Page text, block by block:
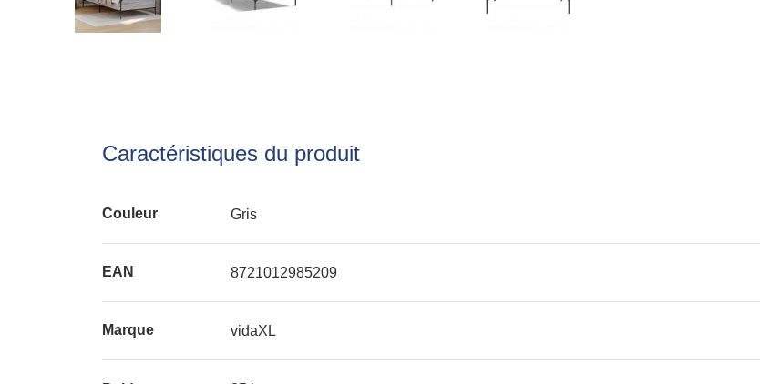
Caractéristiques du produit
Couleur Gris
EAN 8721012985209
Marque vidaXL